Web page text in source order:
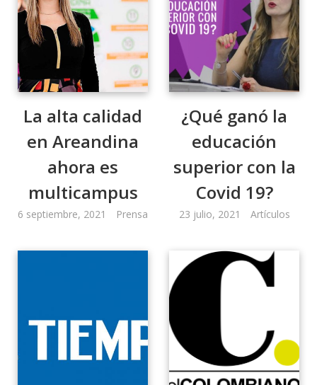
La alta calidad
en Areandina
ahora es
multicampus
6 septiembre, 2021 Prensa
¿Qué ganó la
educación
superior con la
Covid 19?
23 julio, 2021 Artículos